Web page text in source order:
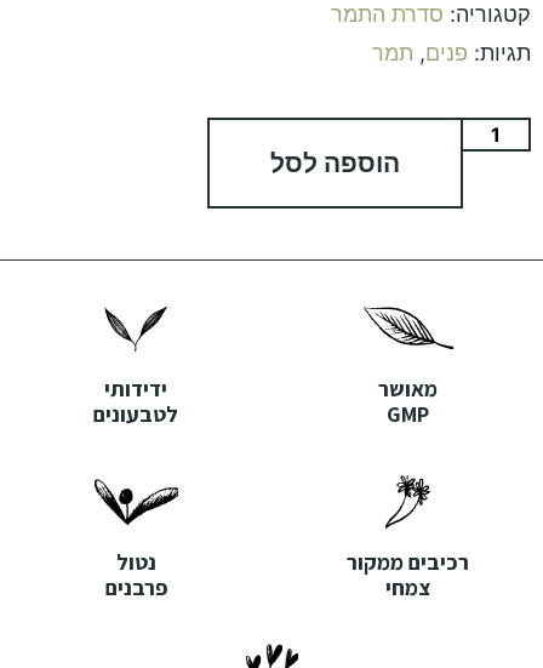
קטגוריה: סדרת התמר
תגיות: פנים, תמר
הוספה לסל
מאושר
GMP
ידידותי
לטבעונים
רכיבים ממקור
צמחי
נטול
פרבנים